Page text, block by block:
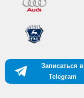
Записаться в
Telegram